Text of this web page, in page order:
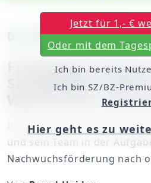
Die SZ/BZ-Reportage
Sindelfinger Wald:
Wachstums und
Im Frühjahr rückt für
und sein Team in der
Nachwuchsförderung nach
Jetzt für 1,- €
Oder mit dem
Ich bin bereits
Ich bin SZ/BZ-
Hier geht es zu